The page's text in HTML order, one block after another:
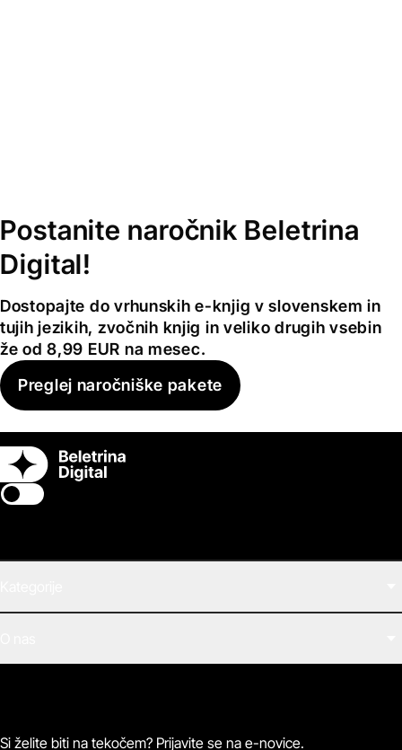
Postanite naročnik Beletrina
Digital!
Dostopajte do vrhunskih e-knjig v slovenskem in
tujih jezikih, zvočnih knjig in veliko drugih vsebin
že od 8,99 EUR na mesec.
Preglej naročniške pakete
Switch theme
Zvočne knjige
Kontaktirajte nas
Si želite biti na tekočem? Prijavite se na e-novice.